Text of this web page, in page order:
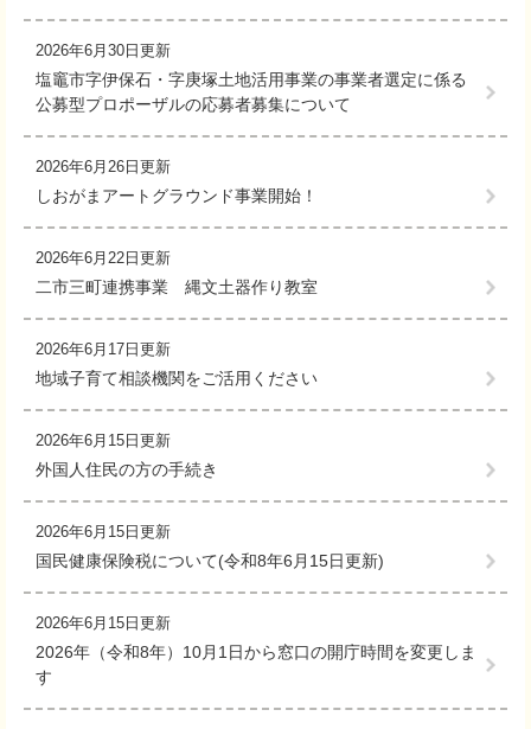
2026年6月30日更新
塩竈市字伊保石・字庚塚土地活用事業の事業者選定に係る
公募型プロポーザルの応募者募集について
2026年6月26日更新
しおがまアートグラウンド事業開始！
2026年6月22日更新
二市三町連携事業 縄文土器作り教室
2026年6月17日更新
地域子育て相談機関をご活用ください
2026年6月15日更新
外国人住民の方の手続き
2026年6月15日更新
国民健康保険税について(令和8年6月15日更新)
2026年6月15日更新
2026年（令和8年）10月1日から窓口の開庁時間を変更しま
す